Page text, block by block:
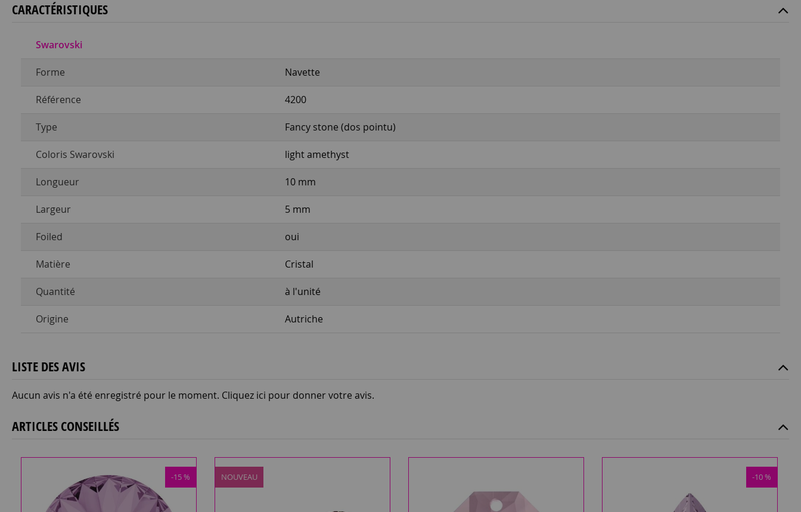
CARACTÉRISTIQUES
Swarovski
Forme Navette
Référence 4200
Type Fancy stone (dos pointu)
Coloris Swarovski light amethyst
Longueur 10 mm
Largeur 5 mm
Foiled oui
Matière Cristal
Quantité à l'unité
Origine Autriche
LISTE DES AVIS
Aucun avis n'a été enregistré pour le moment. Cliquez ici pour donner votre avis.
ARTICLES CONSEILLÉS
-15 % NOUVEAU -10 %